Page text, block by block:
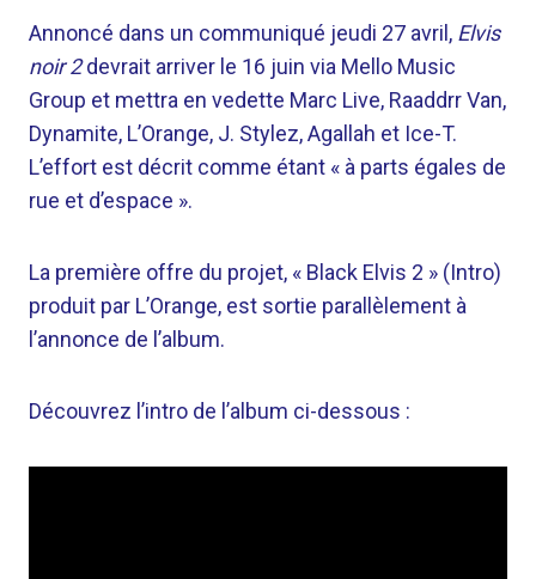
Annoncé dans un communiqué jeudi 27 avril, Elvis
noir 2devrait arriver le 16 juin via Mello Music
Group et mettra en vedette Marc Live, Raaddrr Van,
Dynamite, L’Orange, J. Stylez, Agallah et Ice-T.
L’effort est décrit comme étant « à parts égales de
rue et d’espace ».
La première offre du projet, « Black Elvis 2 » (Intro)
produit par L’Orange, est sortie parallèlement à
l’annonce de l’album.
Découvrez l’intro de l’album ci-dessous :